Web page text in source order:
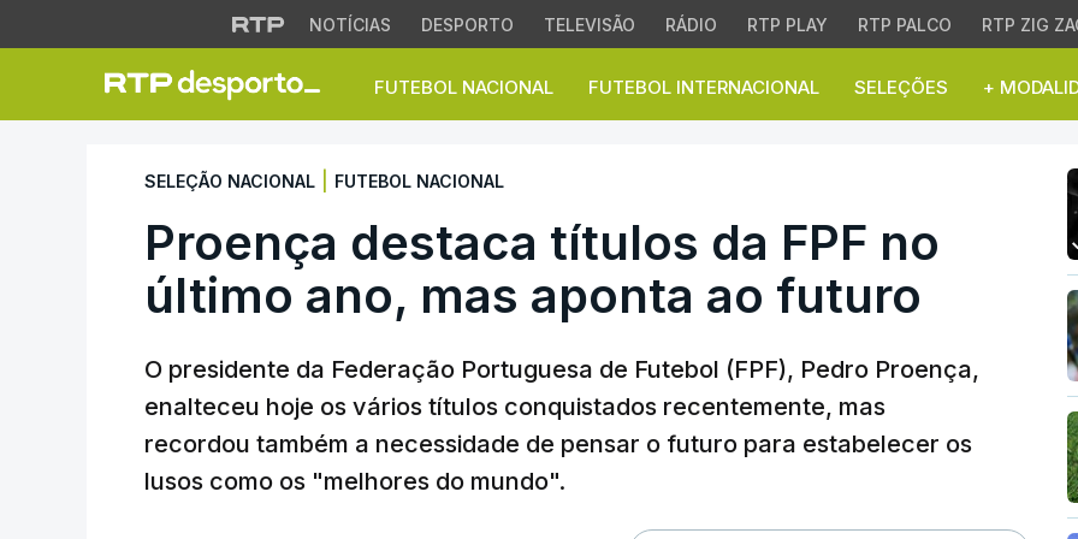
NOTÍCIAS DESPORTO TELEVISÃO RÁDIO RTP PLAY RTP PALCO RTP ZIG
FUTEBOL NACIONAL FUTEBOL INTERNACIONAL SELEÇÕES +
Proença destaca títulos da FPF no
SELEÇÃO NACIONAL FUTEBOL NACIONAL
Proença destaca títulos da FPF no
último ano, mas aponta ao futuro
O presidente da Federação Portuguesa de Futebol (FPF), Pedro Proença,
enalteceu hoje os vários títulos conquistados recentemente, mas
recordou também a necessidade de pensar o futuro para estabelecer os
lusos como os "melhores do mundo".